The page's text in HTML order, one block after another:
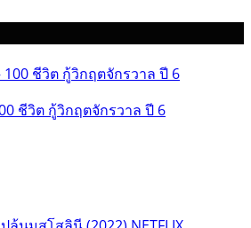
ชีวิต กู้วิกฤตจักรวาล ปี 6